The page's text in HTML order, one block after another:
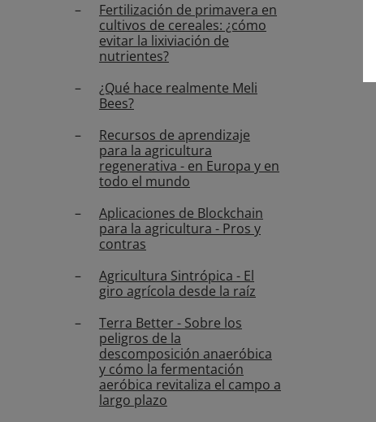
Fertilización de primavera en
cultivos de cereales: ¿cómo
evitar la lixiviación de
nutrientes?
¿Qué hace realmente Meli
Bees?
Recursos de aprendizaje
para la agricultura
regenerativa - en Europa y en
todo el mundo
Aplicaciones de Blockchain
para la agricultura - Pros y
contras
Agricultura Sintrópica - El
giro agrícola desde la raíz
Terra Better - Sobre los
peligros de la
descomposición anaeróbica
y cómo la fermentación
aeróbica revitaliza el campo a
largo plazo